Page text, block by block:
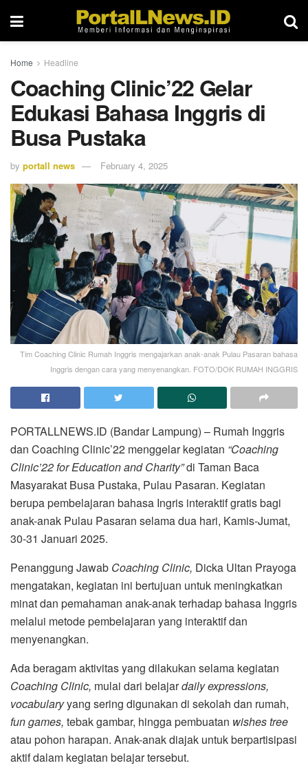
Home Headline
Coaching Clinic’22 Gelar
Edukasi Bahasa Inggris di
Busa Pustaka
by portall news February 4, 2025
Tim Coaching Clinic Rumah Inggris mengajarkan anak-anak Pulau Pasaran bahasa
Inggris dengan cara yang menyenangkan. FOTO/DOK RUMAH INGGRIS
PORTALLNEWS.ID (Bandar Lampung) – Rumah Inggris
dan Coaching Clinic’22 menggelar kegiatan “Coaching
Clinic’22 for Education and Charity”di Taman Baca
Masyarakat Busa Pustaka, Pulau Pasaran. Kegiatan
berupa pembelajaran bahasa Ingris interaktif gratis bagi
anak-anak Pulau Pasaran selama dua hari, Kamis-Jumat,
30-31 Januari 2025.
Penanggung Jawab Coaching Clinic, Dicka Ultan Prayoga
mengatakan, kegiatan ini bertujuan untuk meningkatkan
minat dan pemahaman anak-anak terhadap bahasa Inggris
melalui metode pembelajaran yang interaktif dan
menyenangkan.
Ada beragam aktivitas yang dilakukan selama kegiatan
Coaching Clinic, mulai dari belajardaily expressions,
vocabularyyang sering digunakan di sekolah dan rumah,
fun games, tebak gambar, hingga pembuatan wishes tree
atau pohon harapan. Anak-anak diajak untuk berpartisipasi
aktif dalam kegiatan belajar tersebut.